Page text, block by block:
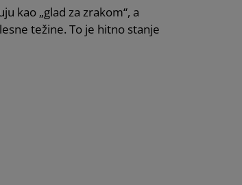
kao „glad za zrakom“, a
težine. To je hitno stanje